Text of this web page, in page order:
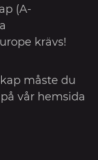
(A-
krävs!
måste du
vår hemsida